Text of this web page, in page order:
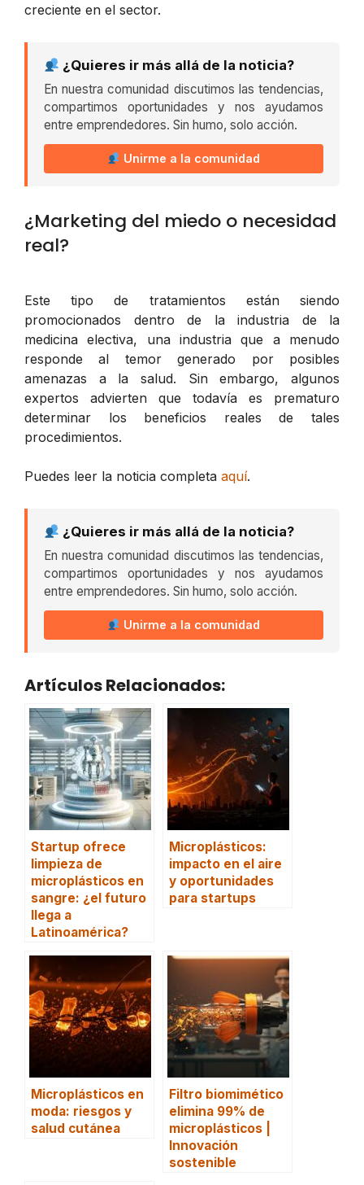
creciente en el sector.
¿Quieres ir más allá de la noticia?
En nuestra comunidad discutimos las tendencias,
compartimos oportunidades y nos ayudamos
entre emprendedores. Sin humo, solo acción.
Unirme a la comunidad
¿Marketing del miedo o necesidad
real?
Este tipo de tratamientos están siendo
promocionados dentro de la industria de la
medicina electiva, una industria que a menudo
responde al temor generado por posibles
amenazas a la salud. Sin embargo, algunos
expertos advierten que todavía es prematuro
determinar los beneficios reales de tales
procedimientos.
Puedes leer la noticia completa aquí.
¿Quieres ir más allá de la noticia?
En nuestra comunidad discutimos las tendencias,
compartimos oportunidades y nos ayudamos
entre emprendedores. Sin humo, solo acción.
Unirme a la comunidad
Artículos Relacionados:
Startup ofrece
limpieza de
microplásticos en
sangre: ¿el futuro
llega a
Latinoamérica?
Microplásticos:
impacto en el aire
y oportunidades
para startups
Microplásticos en
moda: riesgos y
salud cutánea
Filtro biomimético
elimina 99% de
microplásticos |
Innovación
sostenible